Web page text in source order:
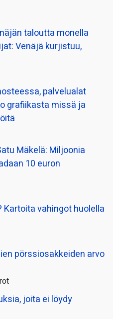
taloutta monella
Venäjä kurjistuu,
palvelualat
grafiikasta missä ja
Mäkelä: Miljoonia
10 euron
Kartoita vahingot huolella
pörssi­osakkeiden arvo
joita ei löydy